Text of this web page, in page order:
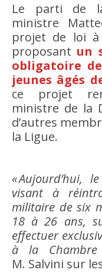
Le parti de
ministre
projet de loi à
proposant un
obligatoire
jeunes âgés
ce projet
ministre de la
d’autres
la Ligue.
«
visant à
militaire de six
18 à 26 ans,
effectuer
à la Chambre
M. Salvini sur